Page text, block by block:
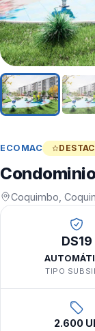
ECOMAC
Coquimbo,
DS19
TIPO
2.600